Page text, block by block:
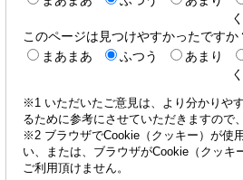
く
このページは見つけやすかったですか
まあまあ
ふつう あまり
く
※1 いただいたご意見は、より分かりや
るために参考にさせていただきますので
※2 ブラウザでCookie（クッキー）が使
い、または、ブラウザがCookie（クッキ
ご利用頂けません。